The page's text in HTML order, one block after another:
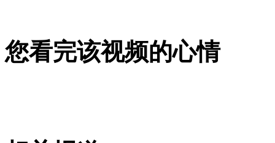
广岛旅馆火灾致7死含4名中国公民
您看完该视频的心情